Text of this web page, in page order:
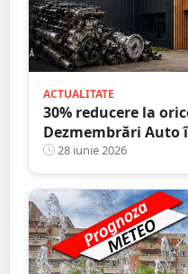
ACTUALITATE
30% reducere la
Dezmembrări Auto
sediu din Satu Mare
28 iunie 2026